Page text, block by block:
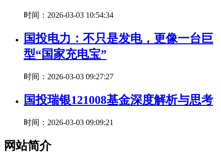
时间：2026-03-03 10:54:34
国投电力：不只是发电，更像一台巨
型“国家充电宝”
时间：2026-03-03 09:27:27
国投瑞银121008基金深度解析与思考
时间：2026-03-03 09:09:21
网站简介